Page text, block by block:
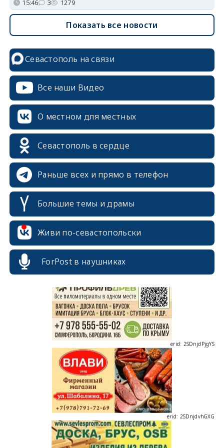
15:46 3 1279
Показать все новости
Севастополь на связи
Все наши Видео
О местном для местных
Севастополь в сердце
Раньше всех и прямо в телефон
Большие темы и драмы
Живи по-севастопольски
ForPost в наушниках
erid: 2SDnjdPjgYS
erid: 2SDnjdvhGXG